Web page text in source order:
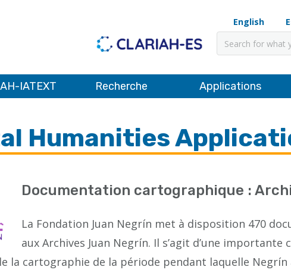
English
Rechercher
IATEXT Recherche Applications
Humanities
Documentation cartographique :
La Fondation Juan Negrín met à disposition 470
aux Archives Juan Negrín. Il s’agit d’une
la cartographie de la période pendant laquelle